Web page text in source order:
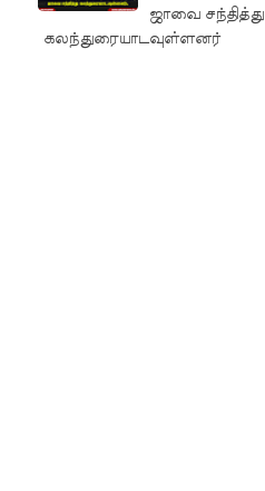
ஜாவை சந்தித்து
கலந்துரையாடவுள்ளனர்